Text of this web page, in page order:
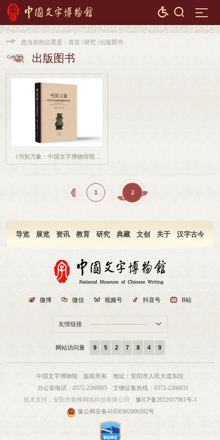
 
 出版图书
 您当前的位置是： 首页 研究 出版图书
《书契万象：中国文字博物馆馆藏精品图录》
1 2
导览 展览 资讯 教育 研究 典藏 文创 关于 汉字古今
友情链接 
 微博  微信  视频号  抖音号  B站
网站访问量 9 5 2 7 8 4 9
中国文字博物馆 版权所有 地址：安阳市人民大道东段
办公室电话：0372-2266005 文物征集热线：0372-2266031
技术支持： 安阳市青峰网络科技有限公司
豫ICP备2022017981号-1
豫公网安备41050302000202号